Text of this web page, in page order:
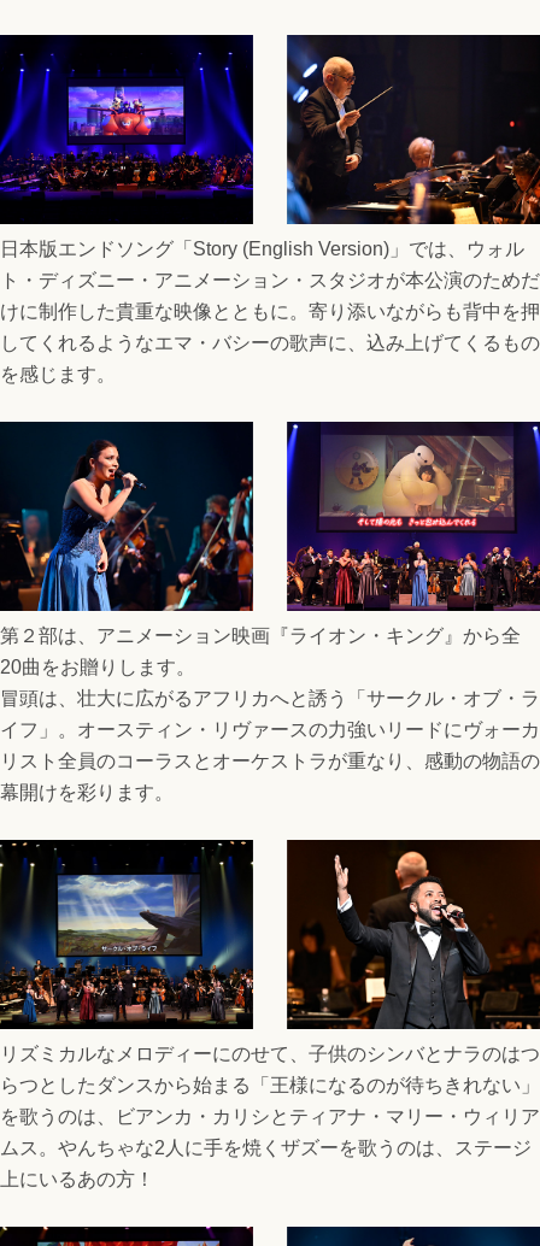
日本版エンドソング「Story (English Version)」では、ウォル
ト・ディズニー・アニメーション・スタジオが本公演のためだ
けに制作した貴重な映像とともに。寄り添いながらも背中を押
してくれるようなエマ・バシーの歌声に、込み上げてくるもの
を感じます。
第２部は、アニメーション映画『ライオン・キング』から全
20曲をお贈りします。
冒頭は、壮大に広がるアフリカへと誘う「サークル・オブ・ラ
イフ」。オースティン・リヴァースの力強いリードにヴォーカ
リスト全員のコーラスとオーケストラが重なり、感動の物語の
幕開けを彩ります。
リズミカルなメロディーにのせて、子供のシンバとナラのはつ
らつとしたダンスから始まる「王様になるのが待ちきれない」
を歌うのは、ビアンカ・カリシとティアナ・マリー・ウィリア
ムス。やんちゃな2人に手を焼くザズーを歌うのは、ステージ
上にいるあの方！